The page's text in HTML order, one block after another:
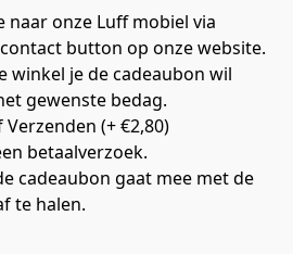
naar onze Luff mobiel via
button op onze website.
winkel je de cadeaubon wil
gewenste bedag.
(+ €2,80)
betaalverzoek.
cadeaubon gaat mee met de
te halen.